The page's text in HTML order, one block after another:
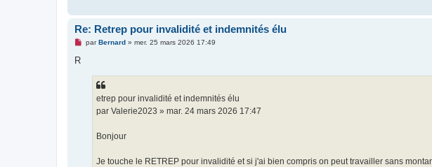
Re: Retrep pour invalidité et indemnités élu
MparBernard» mer. 25 mars 2026 17:49
R
etrep pour invalidité et indemnités élu
par Valerie2023 » mar. 24 mars 2026 17:47
Bonjour
Je touche le RETREP pour invalidité et si j'ai bien compris on peut travailler sans